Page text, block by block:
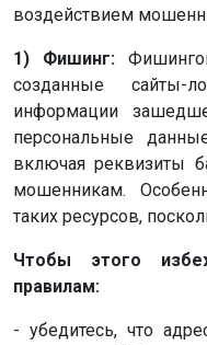
воздействием
1) Фишинг:
созданные
информации
персональные
включая реквизиты
мошенникам.
таких ресурсов,
Чтобы этого
правилам:
- убедитесь, что